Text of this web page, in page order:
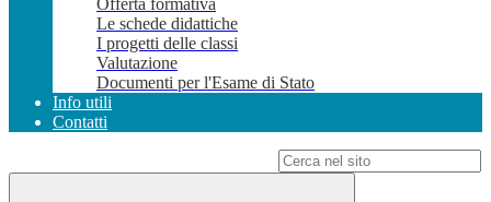
Offerta formativa
Le schede didattiche
I progetti delle classi
Valutazione
Documenti per l'Esame di Stato
Info utili
Contatti